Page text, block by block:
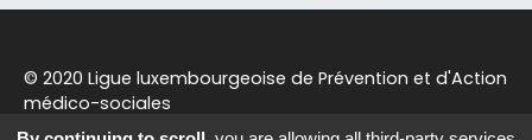
© 2020 Ligue luxembourgeoise de Prévention et d'Action
médico-sociales